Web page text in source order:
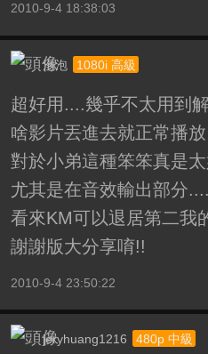
2010-9-4 18:38:03
泡泡 1080i 高級
超好用....幾乎不太用到
啥影片丟進去就正常播放
對於小弟這種笨笨真是
尤其是在音效輸出部分....
看來KM可以退居第二我
謝謝版大分享唷!!
2010-9-4 23:50:22
jeryhuang1216 480p 中級